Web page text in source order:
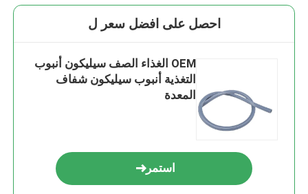
احصل على افضل سعر ل
OEM الغذاء الصف سيليكون أنبوب
التغذية أنبوب سيليكون شفاف
المعدة
استمر